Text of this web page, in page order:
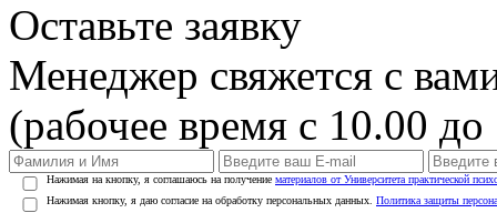
Оставьте заявку
Менеджер свяжется с
(рабочее время с 10.00
Нажимая на кнопку, я соглашаюсь на получение материалов от Университета практической
Нажимая кнопку, я даю согласие на обработку персональных данных. Политика защиты